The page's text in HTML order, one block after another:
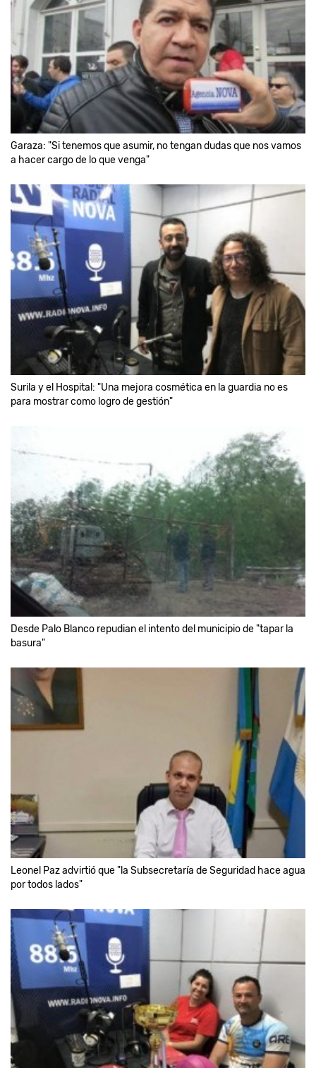
Garaza: "Si tenemos que asumir, no tengan dudas que nos vamos
a hacer cargo de lo que venga"
Surila y el Hospital: "Una mejora cosmética en la guardia no es
para mostrar como logro de gestión"
Desde Palo Blanco repudian el intento del municipio de "tapar la
basura"
Leonel Paz advirtió que "la Subsecretaría de Seguridad hace agua
por todos lados"